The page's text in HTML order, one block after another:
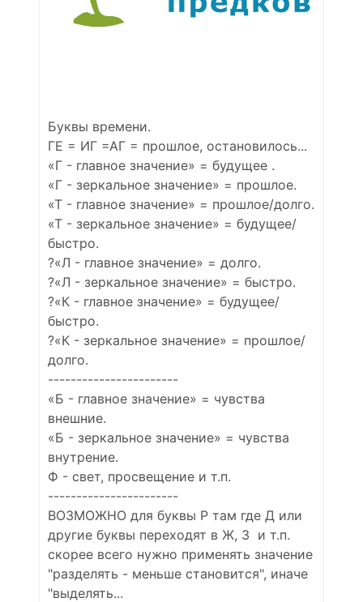
Буквы времени.
ГЕ = ИГ =АГ = прошлое, остановилось...
«Г - главное значение» = будущее .
«Г - зеркальное значение» = прошлое.
«Т - главное значение» = прошлое/долго.
«Т - зеркальное значение» = будущее/
быстро.
?«Л - главное значение» = долго.
?«Л - зеркальное значение» = быстро.
?«К - главное значение» = будущее/
быстро.
?«К - зеркальное значение» = прошлое/
долго.
-----------------------
«Б - главное значение» = чувства
внешние.
«Б - зеркальное значение» = чувства
внутрение.
Ф - свет, просвещение и т.п.
-----------------------
ВОЗМОЖНО для буквы Р там где Д или
другие буквы переходят в Ж, З и т.п.
скорее всего нужно применять значение
"разделять - меньше становится", иначе
"выделять...